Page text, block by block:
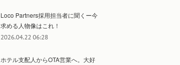
Loco Partners採用担当者に聞くー今
求める人物像はこれ！
2026.04.22 06:28
ホテル支配人からOTA営業へ。大好